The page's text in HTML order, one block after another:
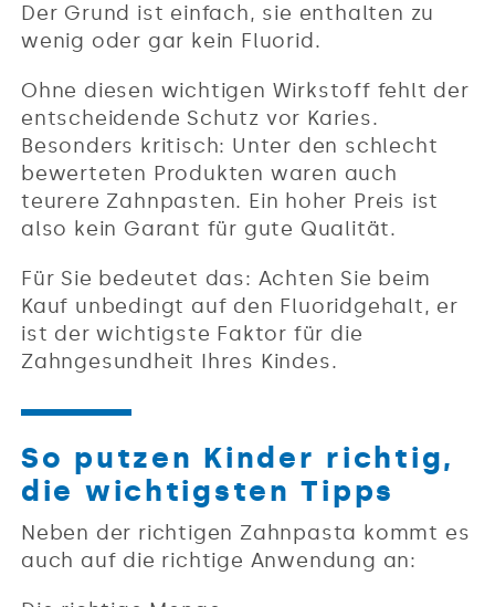
Der Grund ist einfach, sie enthalten zu
wenig oder gar kein Fluorid.
Ohne diesen wichtigen Wirkstoff fehlt der
entscheidende Schutz vor Karies.
Besonders kritisch: Unter den schlecht
bewerteten Produkten waren auch
teurere Zahnpasten. Ein hoher Preis ist
also kein Garant für gute Qualität.
Für Sie bedeutet das: Achten Sie beim
Kauf unbedingt auf den Fluoridgehalt, er
ist der wichtigste Faktor für die
Zahngesundheit Ihres Kindes.
So putzen Kinder richtig,
die wichtigsten Tipps
Neben der richtigen Zahnpasta kommt es
auch auf die richtige Anwendung an: